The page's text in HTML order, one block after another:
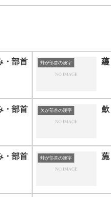
・部首 艸が部首の漢字 蘰
・部首 欠が部首の漢字 歛
・部首 艸が部首の漢字